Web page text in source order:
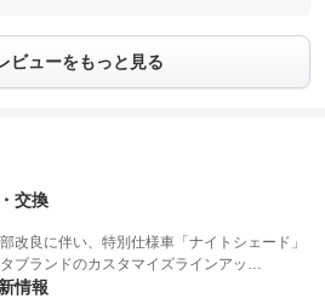
ビューをもっと見る
交換
改良に伴い、特別仕様車「ナイトシェード」
ブランドのカスタマイズラインアッ…
情報